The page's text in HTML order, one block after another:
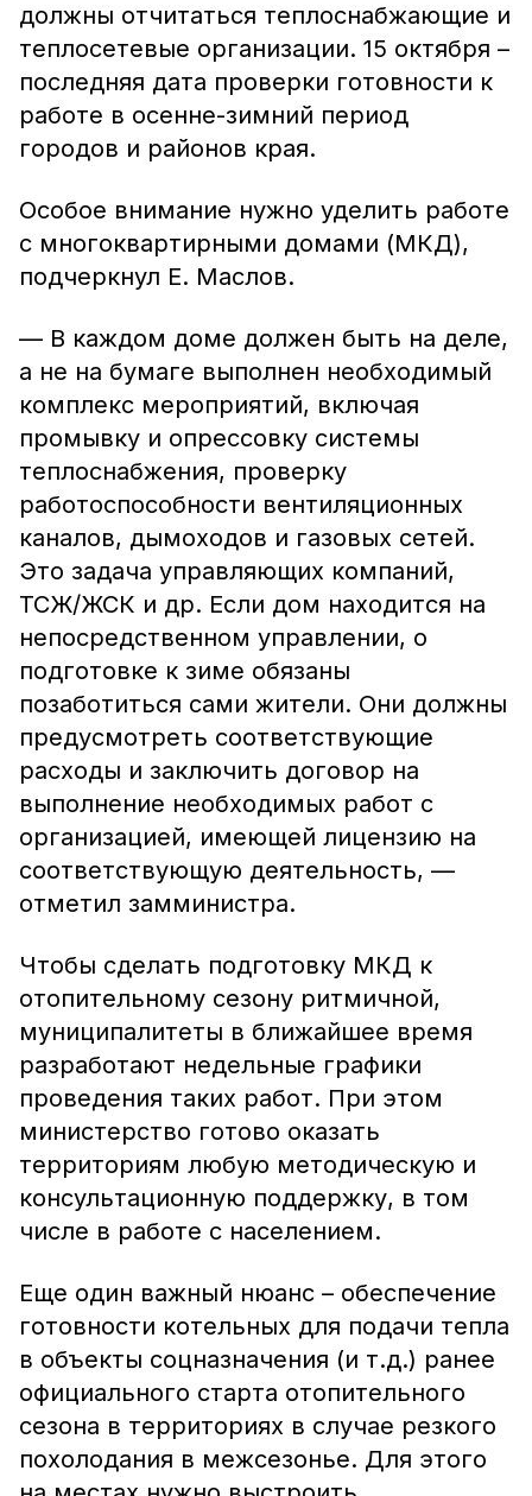
должны отчитаться теплоснабжающие и
теплосетевые организации. 15 октября –
последняя дата проверки готовности к
работе в осенне-зимний период
городов и районов края.
Особое внимание нужно уделить работе
с многоквартирными домами (МКД),
подчеркнул Е. Маслов.
— В каждом доме должен быть на деле,
а не на бумаге выполнен необходимый
комплекс мероприятий, включая
промывку и опрессовку системы
теплоснабжения, проверку
работоспособности вентиляционных
каналов, дымоходов и газовых сетей.
Это задача управляющих компаний,
ТСЖ/ЖСК и др. Если дом находится на
непосредственном управлении, о
подготовке к зиме обязаны
позаботиться сами жители. Они должны
предусмотреть соответствующие
расходы и заключить договор на
выполнение необходимых работ с
организацией, имеющей лицензию на
соответствующую деятельность, —
отметил замминистра.
Чтобы сделать подготовку МКД к
отопительному сезону ритмичной,
муниципалитеты в ближайшее время
разработают недельные графики
проведения таких работ. При этом
министерство готово оказать
территориям любую методическую и
консультационную поддержку, в том
числе в работе с населением.
Еще один важный нюанс – обеспечение
готовности котельных для подачи тепла
в объекты соцназначения (и т.д.) ранее
официального старта отопительного
сезона в территориях в случае резкого
похолодания в межсезонье. Для этого